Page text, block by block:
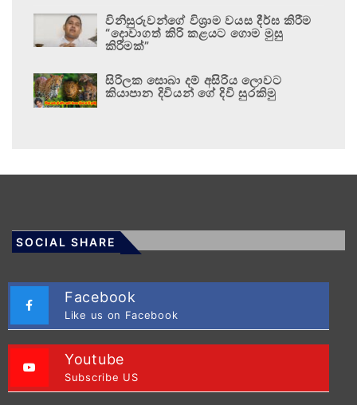
විනිසුරුවන්ගේ විශ්‍රාම වයස දීර්ඝ කිරීම
“දොවාගත් කිරි කළයට ගොම මුසු
කිරීමක්”
සිරිලක සොබා දම් අසිරිය ලොවට
කියාපාන දිවියන් ගේ දිවි සුරකිමු
SOCIAL SHARE
Facebook
Like us on Facebook
Youtube
Subscribe US